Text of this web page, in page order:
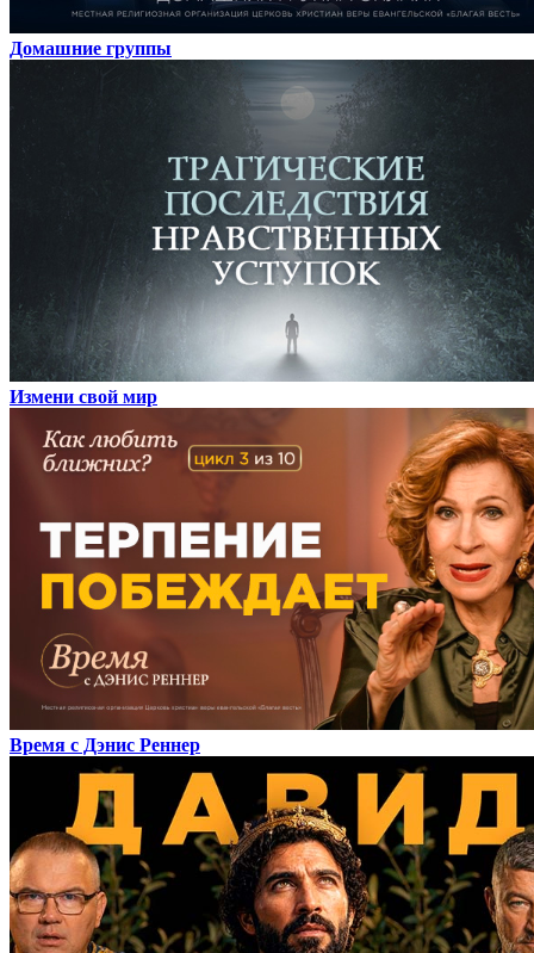
Домашние группы
Измени свой мир
Время с Дэнис Реннер